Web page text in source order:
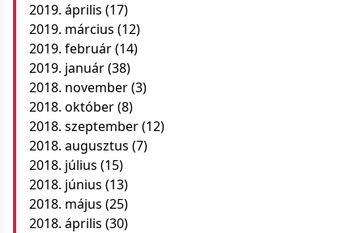
2019. április (17)
2019. március (12)
2019. február(14)
2019. január(38)
2018. november(3)
2018. október(8)
2018. szeptember(12)
2018. augusztus (7)
2018. július (15)
2018. június (13)
2018. május (25)
2018. április (30)